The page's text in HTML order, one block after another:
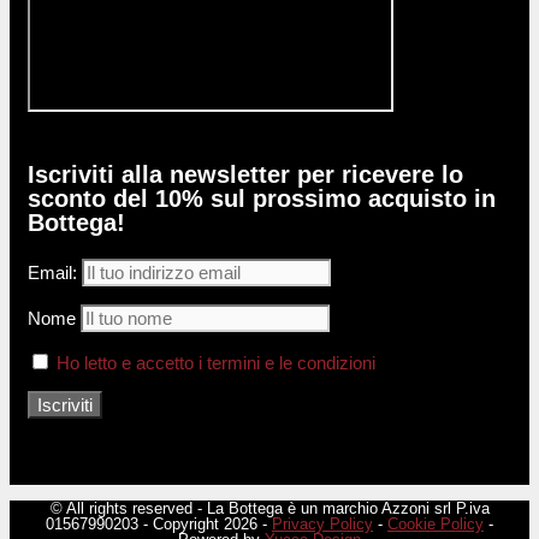
Iscriviti alla newsletter per ricevere lo
sconto del 10% sul prossimo acquisto in
Bottega!
Email:
Nome
Ho letto e accetto i termini e le condizioni
© All rights reserved - La Bottega è un marchio Azzoni srl P.iva
01567990203 - Copyright 2026 -Privacy Policy - Cookie Policy -